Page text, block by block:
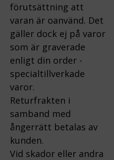
förutsättning att
varan är oanvänd. Det
gäller dock ej på varor
som är graverade
enligt din order -
specialtillverkade
varor.
Returfrakten i
samband med
ångerrätt betalas av
kunden.
Vid skador eller andra